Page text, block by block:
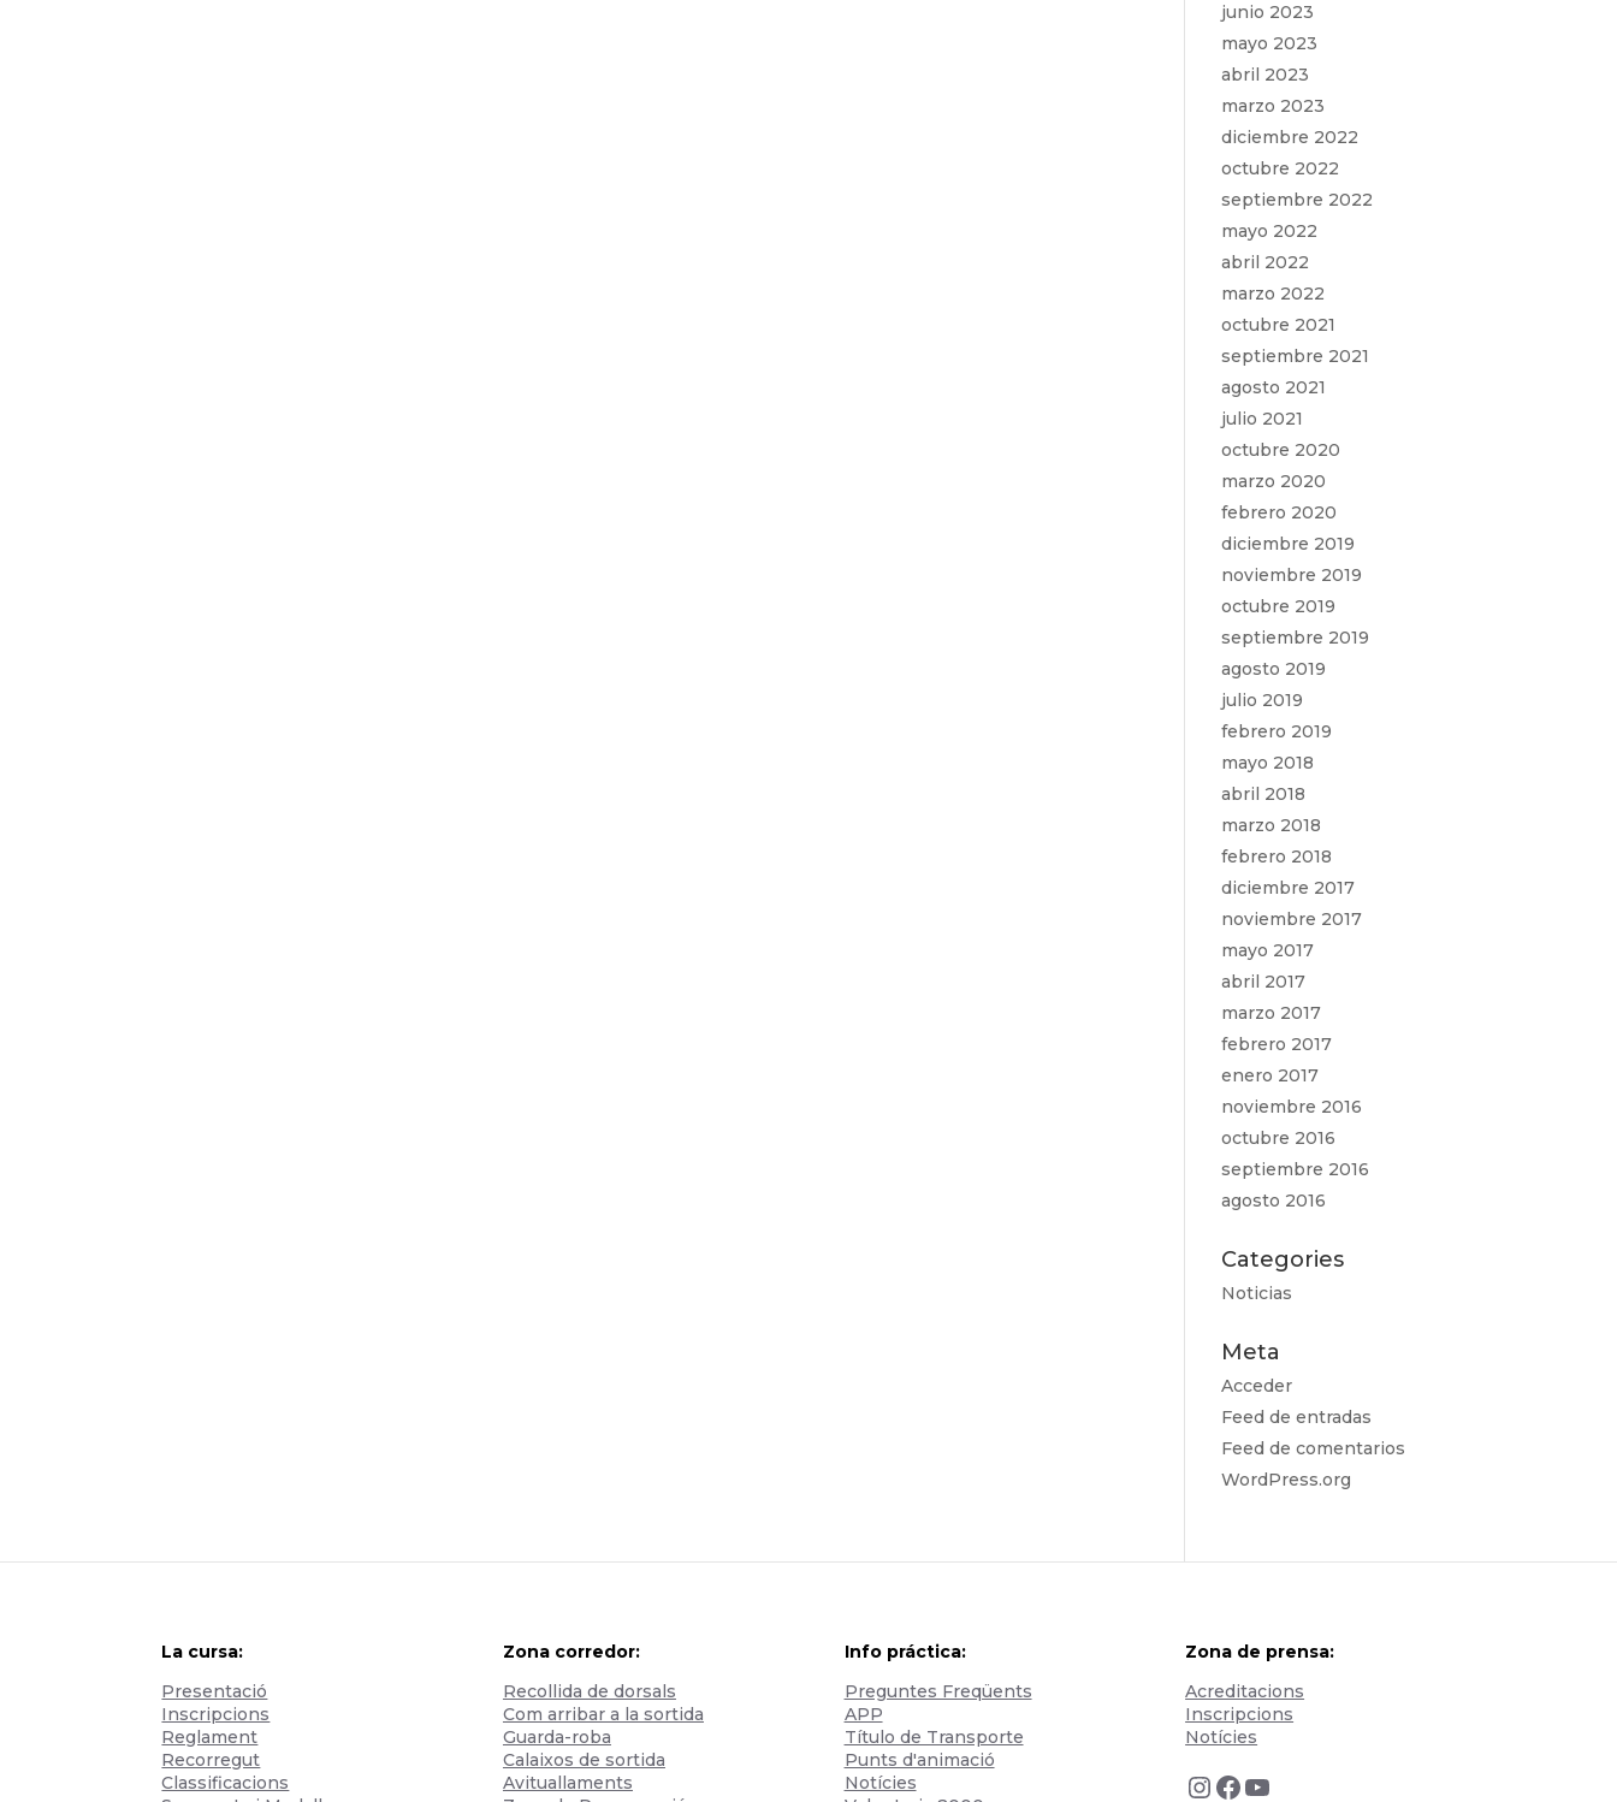
junio 2023
mayo 2023
abril 2023
marzo 2023
diciembre 2022
octubre 2022
septiembre 2022
mayo 2022
abril 2022
marzo 2022
octubre 2021
septiembre 2021
agosto 2021
julio 2021
octubre 2020
marzo 2020
febrero 2020
diciembre 2019
noviembre 2019
octubre 2019
septiembre 2019
agosto 2019
julio 2019
febrero 2019
mayo 2018
abril 2018
marzo 2018
febrero 2018
diciembre 2017
noviembre 2017
mayo 2017
abril 2017
marzo 2017
febrero 2017
enero 2017
noviembre 2016
octubre 2016
septiembre 2016
agosto 2016
Categories
Noticias
Meta
Acceder
Feed de entradas
Feed de comentarios
WordPress.org
La cursa:
Presentació
Inscripcions
Reglament
Recorregut
Classificacions
Zona corredor:
Recollida de dorsals
Com arribar a la sortida
Guarda-roba
Calaixos de sortida
Avituallaments
Info práctica:
Preguntes Freqüents
APP
Título de Transporte
Punts d'animació
Notícies
Zona de prensa:
Acreditacions
Inscripcions
Notícies
InstagramFacebook YouTube